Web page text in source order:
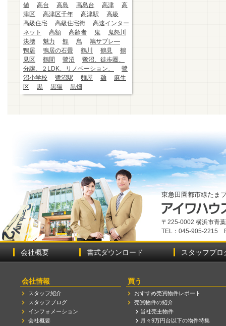
値
高台 高島 高島台 高津
高
津区
高津区千年 高津駅
高級
高級住宅
高級住宅街
高速インター
ネット
高額 高齢者 鬼
鬼怒川
決壊
魅力 鯉 鳥
鳩サブレ―
鴨居
鴨居の石畳 鶴川 鶴見
鶴
見区
鶴間 鷺沼
鷺沼、徒歩圏、
分譲、２LDK、リノベーション、
鷺
沼小学校
鷺沼駅 麵屋 麺
麻生
区
黒 黒猫 黒畑
東急田園都市線たま
〒225-0002 横浜市青
TEL：045-905-2215
会社概要 書式ダウンロード スタッフブロ
会社情報
スタッフ紹介
スタッフブログ
インフォメーション
会社概要
買う
おすすめ売買物件レポート
売買物件の紹介
当社売主物件
月々9万円台以下の物件特集